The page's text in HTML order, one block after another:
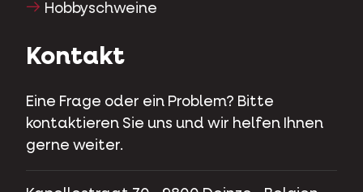
Hobbyschweine
Kontakt
Eine Frage oder ein Problem? Bitte
kontaktieren Sie uns und wir helfen Ihnen
gerne weiter.